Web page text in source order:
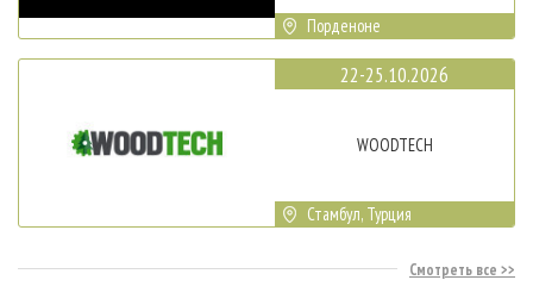
Порденоне
22-25.10.2026
WOODTECH
Стамбул, Турция
Смотреть все